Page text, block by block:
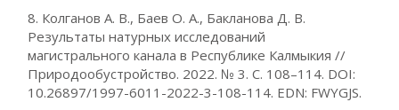
8. Колганов А. В., Баев О. А., Бакланова Д. В.
Результаты натурных исследований
магистрального канала в Республике Калмыкия //
Природообустройство. 2022. № 3. С. 108–114. DOI:
10.26897/1997-6011-2022-3-108-114. EDN: FWYGJS.